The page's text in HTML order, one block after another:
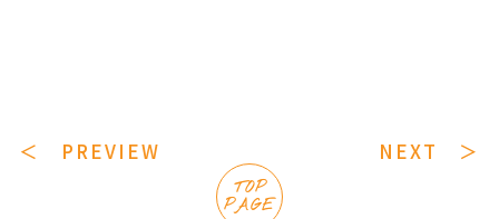
＜ PREVIEW
TOP
PAGE
NEXT ＞